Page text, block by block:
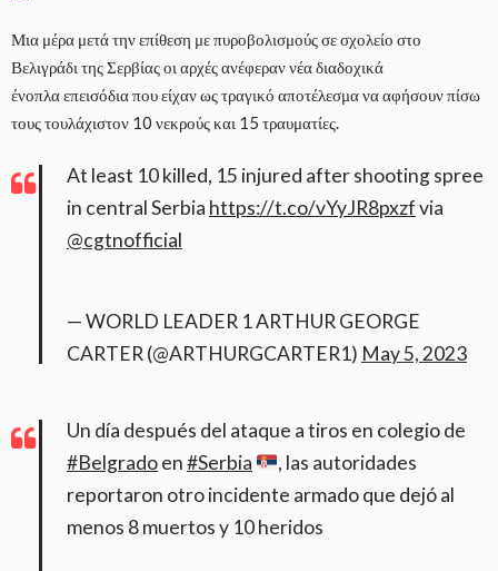
Μια μέρα μετά την επίθεση με πυροβολισμούς σε σχολείο στο
Βελιγράδι της Σερβίας οι αρχές ανέφεραν νέα διαδοχικά
ένοπλα επεισόδια που είχαν ως τραγικό αποτέλεσμα να αφήσουν πίσω
τους τουλάχιστον 10 νεκρούς και 15 τραυματίες.
At least 10 killed, 15 injured after shooting spree
in central Serbia https://t.co/vYyJR8pxzfvia
@cgtnofficial
— WORLD LEADER 1 ARTHUR GEORGE
CARTER (@ARTHURGCARTER1) May 5, 2023
Un día después del ataque a tiros en colegio de
#Belgradoen#Serbia
, las autoridades
reportaron otro incidente armado que dejó al
menos 8 muertos y 10 heridos